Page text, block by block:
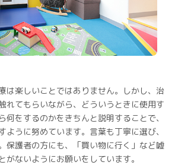
は楽しいことではありません。しかし、治
れてもらいながら、どういうときに使用す
何をするのかをきちんと説明することで、
ように努めています。言葉も丁寧に選び、
保護者の方にも、「買い物に行く」など嘘
がないようにお願いをしています。